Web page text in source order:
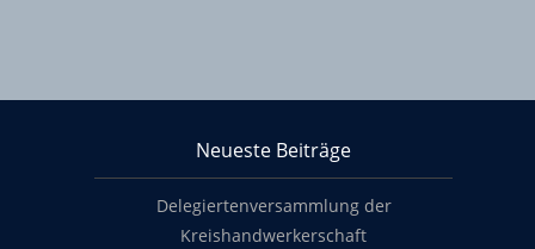
Neueste Beiträge
Delegiertenversammlung der
Kreishandwerkerschaft